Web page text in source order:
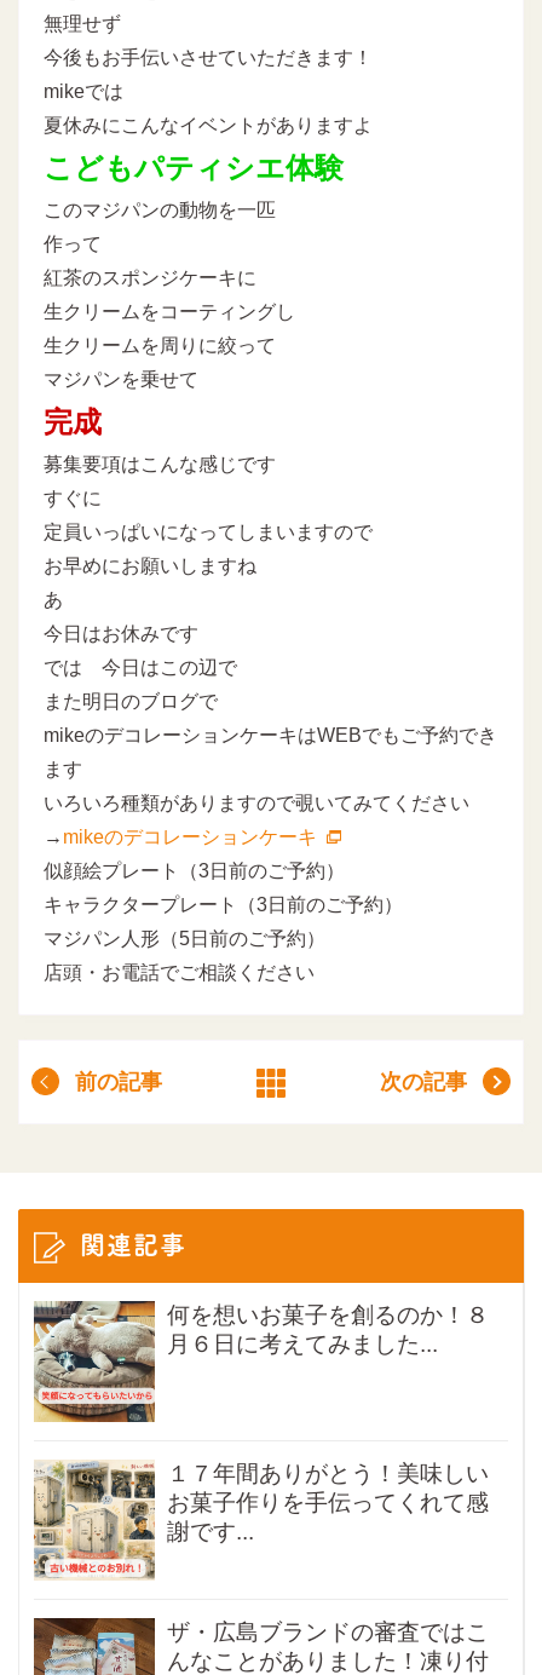
無理せず
今後もお手伝いさせていただきます！
mikeでは
夏休みにこんなイベントがありますよ
こどもパティシエ体験
このマジパンの動物を一匹
作って
紅茶のスポンジケーキに
生クリームをコーティングし
生クリームを周りに絞って
マジパンを乗せて
完成
募集要項はこんな感じです
すぐに
定員いっぱいになってしまいますので
お早めにお願いしますね
あ
今日はお休みです
では 今日はこの辺で
また明日のブログで
mikeのデコレーションケーキはWEBでもご予約でき
ます
いろいろ種類がありますので覗いてみてください
→ mikeのデコレーションケーキ
似顔絵プレート（3日前のご予約）
キャラクタープレート（3日前のご予約）
マジパン人形（5日前のご予約）
店頭・お電話でご相談ください
前の記事 次の記事
関連記事
何を想いお菓子を創るのか！８
月６日に考えてみました...
１７年間ありがとう！美味しい
お菓子作りを手伝ってくれて感
謝です...
ザ・広島ブランドの審査ではこ
んなことがありました！凍り付